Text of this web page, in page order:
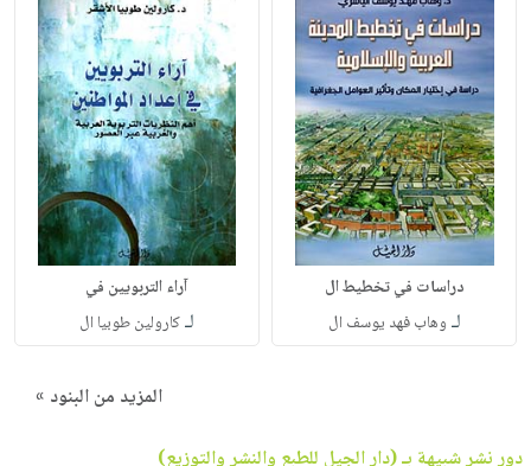
دراسات في تخطيط ال
لـ وهاب فهد يوسف ال
آراء التربويين في
لـكارولين طوبيا ال
المزيد من البنود »
دور نشر شبيهة بـ (دار الجيل للطبع والنشر والتوزيع)